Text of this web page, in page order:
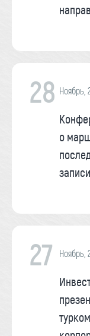
28 Ноябрь,
о
записи
27 Ноябрь,